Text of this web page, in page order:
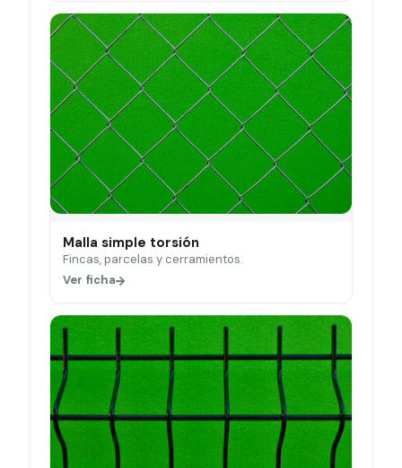
Malla simple torsión
Fincas, parcelas y cerramientos.
Ver ficha